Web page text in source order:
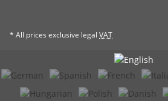
* All prices exclusive legal VAT